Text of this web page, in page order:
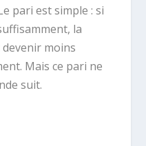
pari est simple : si
la
moins
Mais ce pari ne
suit.